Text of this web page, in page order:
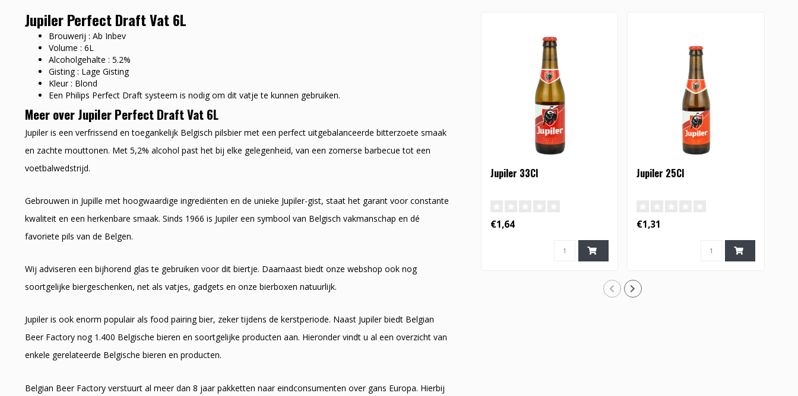
Jupiler Perfect Draft Vat 6L
Brouwerij : Ab Inbev
Volume : 6L
Alcoholgehalte : 5.2%
Gisting : Lage Gisting
Kleur : Blond
Een Philips Perfect Draft systeem is nodig om dit vatje te kunnen gebruiken.
Meer over Jupiler Perfect Draft Vat 6L
Jupiler is een verfrissend en toegankelijk Belgisch pilsbier met een perfect uitgebalanceerde bitterzoete smaak
en zachte mouttonen. Met 5,2% alcohol past het bij elke gelegenheid, van een zomerse barbecue tot een
voetbalwedstrijd.
Gebrouwen in Jupille met hoogwaardige ingrediënten en de unieke Jupiler-gist, staat het garant voor constante
kwaliteit en een herkenbare smaak. Sinds 1966 is Jupiler een symbool van Belgisch vakmanschap en dé
favoriete pils van de Belgen.
Wij adviseren een bijhorend glas te gebruiken voor dit biertje. Daarnaast biedt onze webshop ook nog
soortgelijke biergeschenken, net als vatjes, gadgets en onze bierboxen natuurlijk.
Jupiler is ook enorm populair als food pairing bier, zeker tijdens de kerstperiode. Naast Jupiler biedt Belgian
Beer Factory nog 1.400 Belgische bieren en soortgelijke producten aan. Hieronder vindt u al een overzicht van
enkele gerelateerde Belgische bieren en producten.
Belgian Beer Factory verstuurt al meer dan 8 jaar pakketten naar eindconsumenten over gans Europa. Hierbij
Jupiler 33Cl
€1,64
Jupiler 25Cl
€1,31